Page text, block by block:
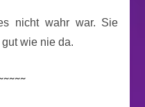
nicht wahr war. Sie
wie nie da.